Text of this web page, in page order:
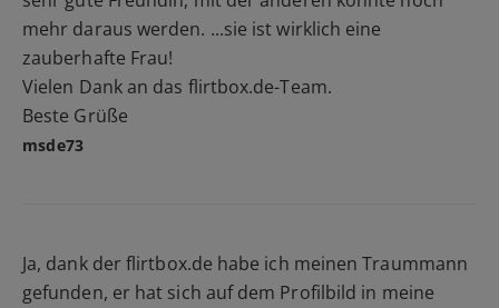
mehr daraus werden. ...sie ist wirklich eine
zauberhafte Frau!
Vielen Dank an das flirtbox.de-Team.
Beste Grüße
msde73
Ja, dank der flirtbox.de habe ich meinen Traummann
gefunden, er hat sich auf dem Profilbild in meine